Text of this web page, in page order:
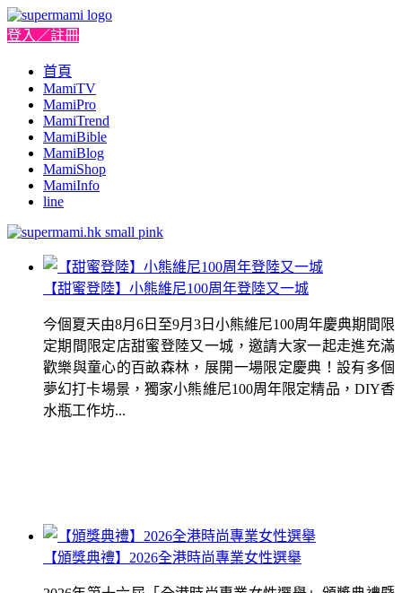
登入／註冊
首頁
MamiTV
MamiPro
MamiTrend
MamiBible
MamiBlog
MamiShop
MamiInfo
line
【甜蜜登陸】小熊維尼100周年登陸又一城
今個夏天由8月6日至9月3日小熊維尼100周年慶典期間限
定期間限定店甜蜜登陸又一城，邀請大家一起走進充滿
歡樂與童心的百畝森林，展開一場限定慶典！設有多個
夢幻打卡場景，獨家小熊維尼100周年限定精品，DIY香
水瓶工作坊...
【頒獎典禮】2026全港時尚專業女性選舉